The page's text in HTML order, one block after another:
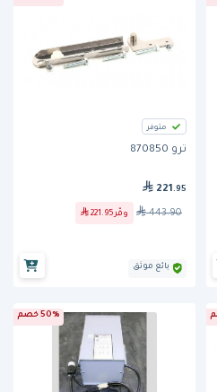
متوفر
ترو 870850
221 .95
443.90 وفّر 221.95
بائع موثق
50% خصم